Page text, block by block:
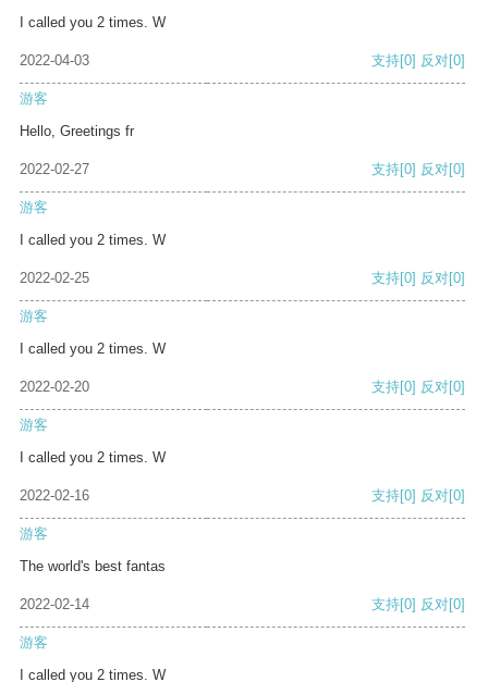
I called you 2 times. W
2022-04-03 支持[0] 反对[0]
游客
Hello, Greetings fr
2022-02-27 支持[0] 反对[0]
游客
I called you 2 times. W
2022-02-25 支持[0] 反对[0]
游客
I called you 2 times. W
2022-02-20 支持[0] 反对[0]
游客
I called you 2 times. W
2022-02-16 支持[0] 反对[0]
游客
The world's best fantas
2022-02-14 支持[0] 反对[0]
游客
I called you 2 times. W